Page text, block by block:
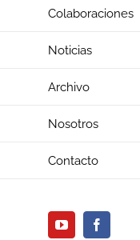
Colaboraciones
Noticias
Archivo
Nosotros
Contacto
YouTubeFacebook